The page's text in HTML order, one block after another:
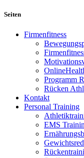
Seiten
Firmenfitness
Programm
Rücken
Kontakt
Personal Training
EMS